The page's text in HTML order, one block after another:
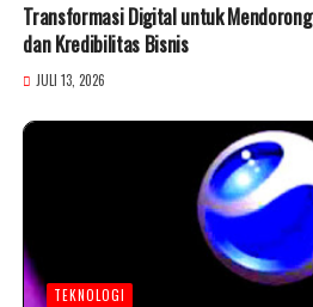
Transformasi Digital untuk
dan Kredibilitas Bisnis
JULI 13, 2026
TEKNOLOGI